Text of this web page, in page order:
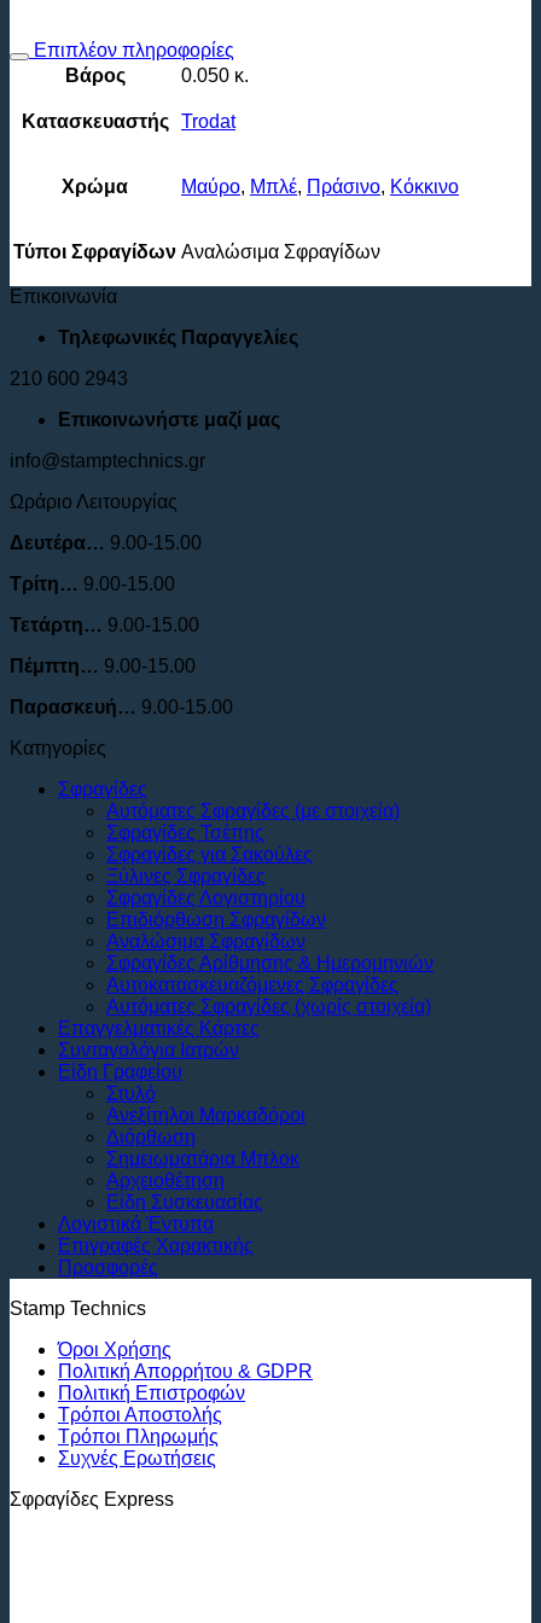
Επιπλέον πληροφορίες
Βάρος
0.050 κ.
Κατασκευαστής Trodat
Χρώμα Μαύρο, Μπλέ, Πράσινο, Kόκκινο
Τύποι Σφραγίδων Αναλώσιμα Σφραγίδων
Επικοινωνία
Τηλεφωνικές Παραγγελίες
210 600 2943
Επικοινωνήστε μαζί μας
info@stamptechnics.gr
Ωράριο Λειτουργίας
Δευτέρα… 9.00-15.00
Τρίτη… 9.00-15.00
Τετάρτη… 9.00-15.00
Πέμπτη… 9.00-15.00
Παρασκευή… 9.00-15.00
Κατηγορίες
Σφραγίδες
Αυτόματες Σφραγίδες (με στοιχεία)
Σφραγίδες Τσέπης
Σφραγίδες για Σακούλες
Ξύλινες Σφραγίδες
Σφραγίδες Λογιστηρίου
Επιδιόρθωση Σφραγίδων
Αναλώσιμα Σφραγίδων
Σφραγίδες Αρίθμησης & Ημερομηνιών
Αυτοκατασκευαζόμενες Σφραγίδες
Αυτόματες Σφραγίδες (χωρίς στοιχεία)
Επαγγελματικές Κάρτες
Συνταγολόγια Ιατρών
Είδη Γραφείου
Στυλό
Ανεξίτηλοι Μαρκαδόροι
Διόρθωση
Σημειωματάρια Μπλοκ
Αρχειοθέτηση
Είδη Συσκευασίας
Λογιστικά Έντυπα
Επιγραφές Χαρακτικής
Προσφορές
Stamp Technics
Όροι Χρήσης
Πολιτική Απορρήτου & GDPR
Πολιτική Επιστροφών
Τρόποι Αποστολής
Τρόποι Πληρωμής
Συχνές Ερωτήσεις
Σφραγίδες Express